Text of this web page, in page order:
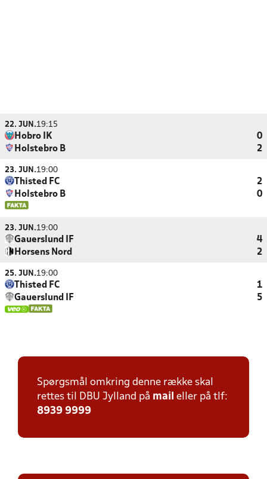
22. JUN.19:15
Hobro IK
0
Holstebro B
2
23. JUN.19:00
Thisted FC
2
Holstebro B
0
23. JUN.19:00
Gauerslund IF
4
Horsens Nord
2
25. JUN.19:00
Thisted FC
1
Gauerslund IF
5
Spørgsmål omkring denne række skal
rettes til DBU Jylland på mail eller på tlf:
8939 9999